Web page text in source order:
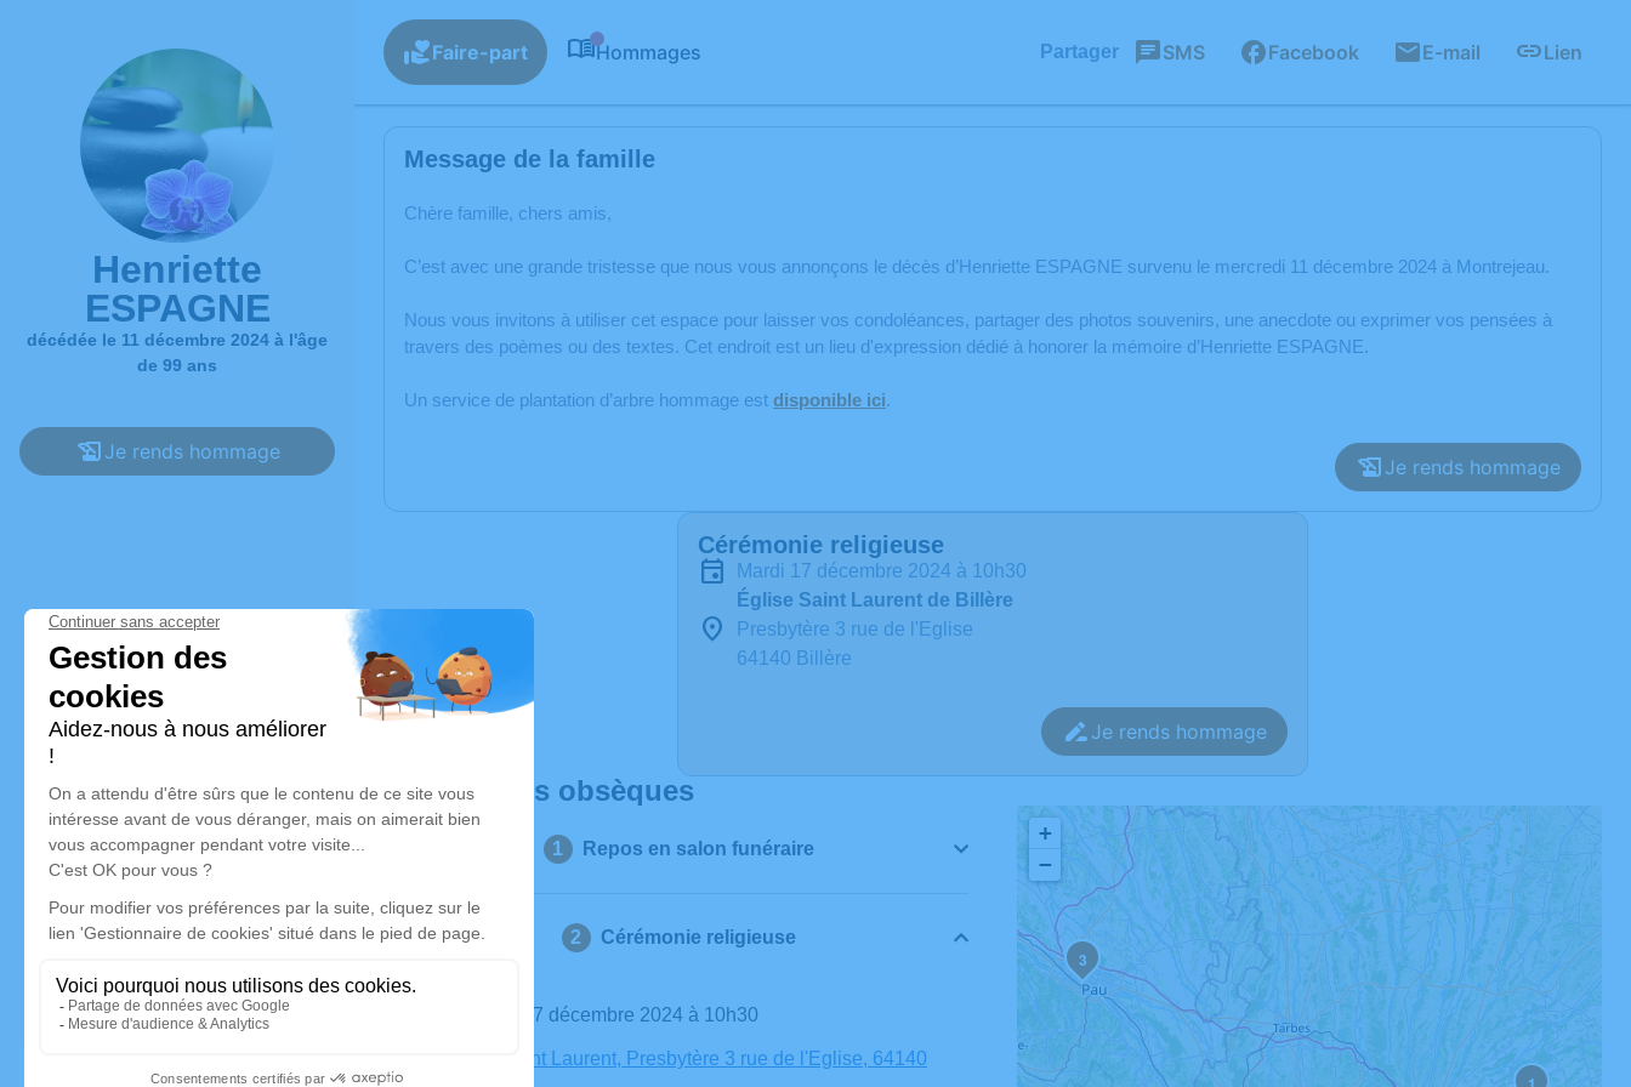
Henriette
ESPAGNE
décédée le 11 décembre 2024 à l'âge
de 99 ans
Je rends hommage
Faire-part Hommages Partager SMS Facebook E-mail Lien
Message de la famille
Chère famille, chers amis,
C’est avec une grande tristesse que nous vous annonçons le décès d’Henriette ESPAGNE survenu le mercredi 11 décembre 2024 à Montrejeau.
Nous vous invitons à utiliser cet espace pour laisser vos condoléances, partager des photos souvenirs, une anecdote ou exprimer vos pensées à
travers des poèmes ou des textes. Cet endroit est un lieu d'expression dédié à honorer la mémoire d’Henriette ESPAGNE.
Un service de plantation d’arbre hommage est disponible ici.
Je rends hommage
Cérémonie religieuse
mardi 17 décembre 2024 à 10h30
Église Saint Laurent de Billère
Presbytère 3 rue de l'Eglise
64140 Billère
Je rends hommage
Déroulé des obsèques
Repos en salon funéraire
Cérémonie religieuse
Le mardi 17 décembre 2024 à 10h30
Église Saint Laurent, Presbytère 3 rue de l'Eglise, 64140
2
3
+
−